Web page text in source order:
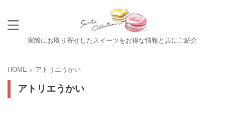
実際にお取り寄せしたスイーツをお得な情報と共にご紹介
HOME > アトリエうかい
アトリエうかい